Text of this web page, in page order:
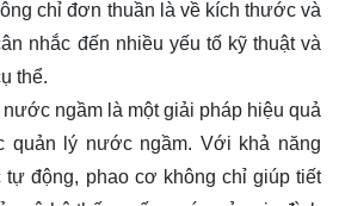
chỉ đơn thuần là về kích thước và
nhắc đến nhiều yếu tố kỹ thuật và
thể.
ngầm là một giải pháp hiệu quả
quản lý nước ngầm. Với khả năng
động, phao cơ không chỉ giúp tiết